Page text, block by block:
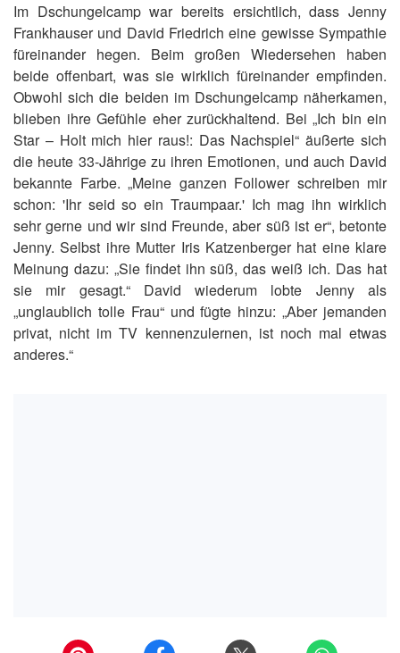
Im Dschungelcamp war bereits ersichtlich, dass Jenny
Frankhauser und David Friedrich eine gewisse Sympathie
füreinander hegen. Beim großen Wiedersehen haben
beide offenbart, was sie wirklich füreinander empfinden.
Obwohl sich die beiden im Dschungelcamp näherkamen,
blieben ihre Gefühle eher zurückhaltend. Bei „Ich bin ein
Star – Holt mich hier raus!: Das Nachspiel“ äußerte sich
die heute 33-Jährige zu ihren Emotionen, und auch David
bekannte Farbe. „Meine ganzen Follower schreiben mir
schon: 'Ihr seid so ein Traumpaar.' Ich mag ihn wirklich
sehr gerne und wir sind Freunde, aber süß ist er“, betonte
Jenny. Selbst ihre Mutter Iris Katzenberger hat eine klare
Meinung dazu: „Sie findet ihn süß, das weiß ich. Das hat
sie mir gesagt.“ David wiederum lobte Jenny als
„unglaublich tolle Frau“ und fügte hinzu: „Aber jemanden
privat, nicht im TV kennenzulernen, ist noch mal etwas
anderes.“